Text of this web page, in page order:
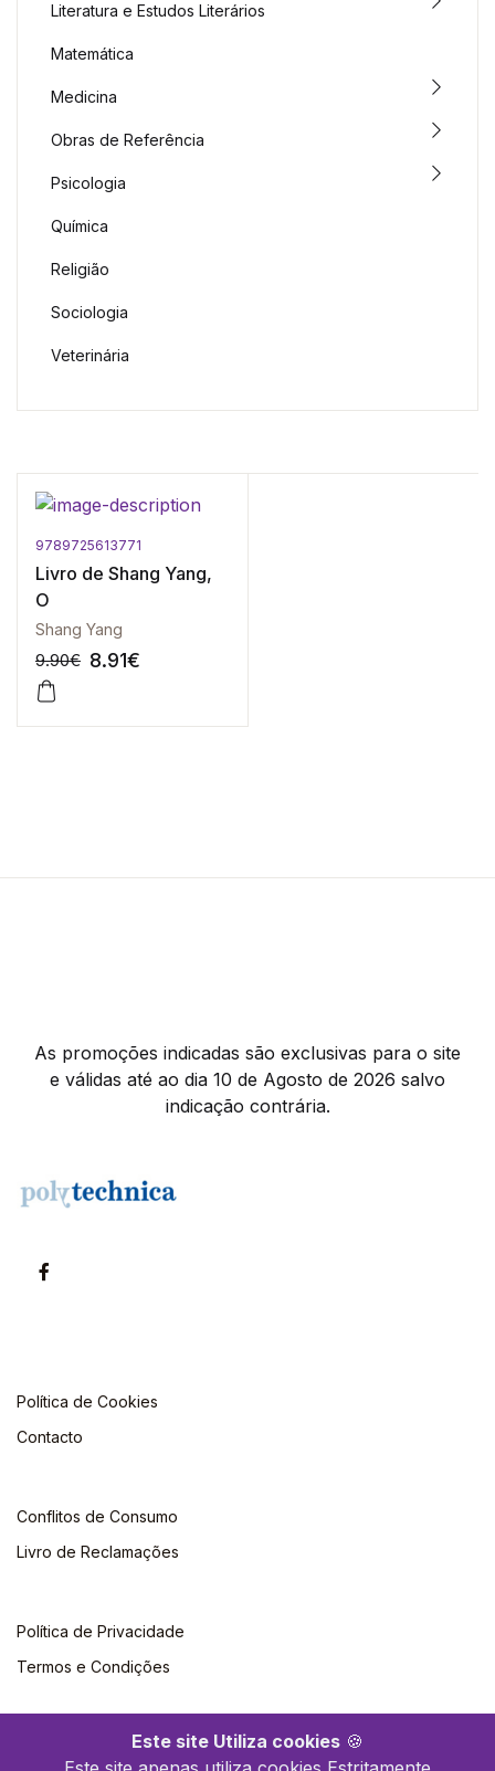
Este site Utiliza cookies 🍪
9789725613771
Livro de Shang Yang,
O
Shang Yang
9.90€ 8.91€
Literatura e Estudos Literários
Matemática
Medicina
Obras de Referência
Psicologia
Química
Religião
Sociologia
Veterinária
As promoções indicadas são exclusivas para o site
e válidas até ao dia 10 de Agosto de 2026 salvo
indicação contrária.
Política de Cookies
Contacto
Conflitos de Consumo
Livro de Reclamações
Política de Privacidade
Termos e Condições